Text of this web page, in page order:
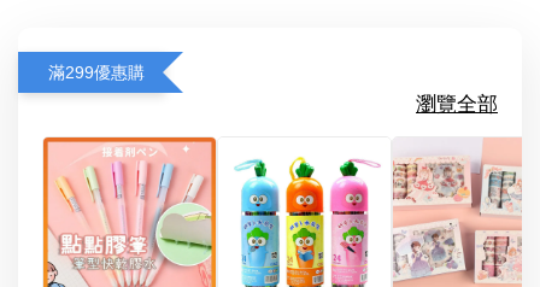
滿299優惠購
瀏覽全部